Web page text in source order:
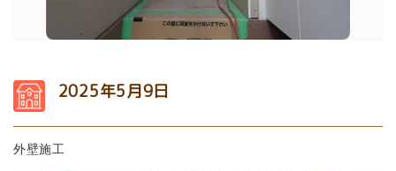
2025年5月9日
外壁施工